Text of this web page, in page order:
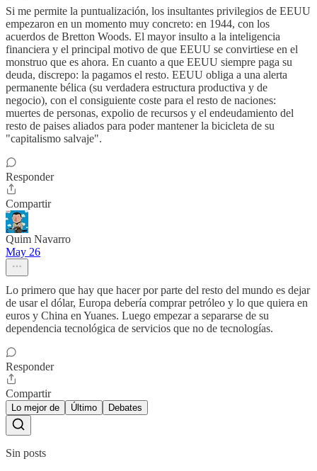
Si me permite la puntualización, los insultantes privilegios de EEUU
empezaron en un momento muy concreto: en 1944, con los
acuerdos de Bretton Woods. El mayor insulto a la inteligencia
financiera y el principal motivo de que EEUU se convirtiese en el
monstruo que es ahora. En cuanto a que EEUU siempre paga su
deuda, discrepo: la pagamos el resto. EEUU obliga a una alerta
permanente bélica (su verdadera estructura productiva y de
negocio), con el consiguiente coste para el resto de naciones:
muertes de personas, expolio de recursos y el endeudamiento del
resto de paises aliados para poder mantener la bicicleta de su
"capitalismo salvaje".
Responder
Compartir
Quim Navarro
May 26
Lo primero que hay que hacer por parte del resto del mundo es dejar
de usar el dólar, Europa debería comprar petróleo y lo que quiera en
euros y China en Yuanes. Luego empezar a separarse de su
dependencia tecnológica de servicios que no de tecnologías.
Responder
Compartir
Lo mejor de Último Debates
Sin posts